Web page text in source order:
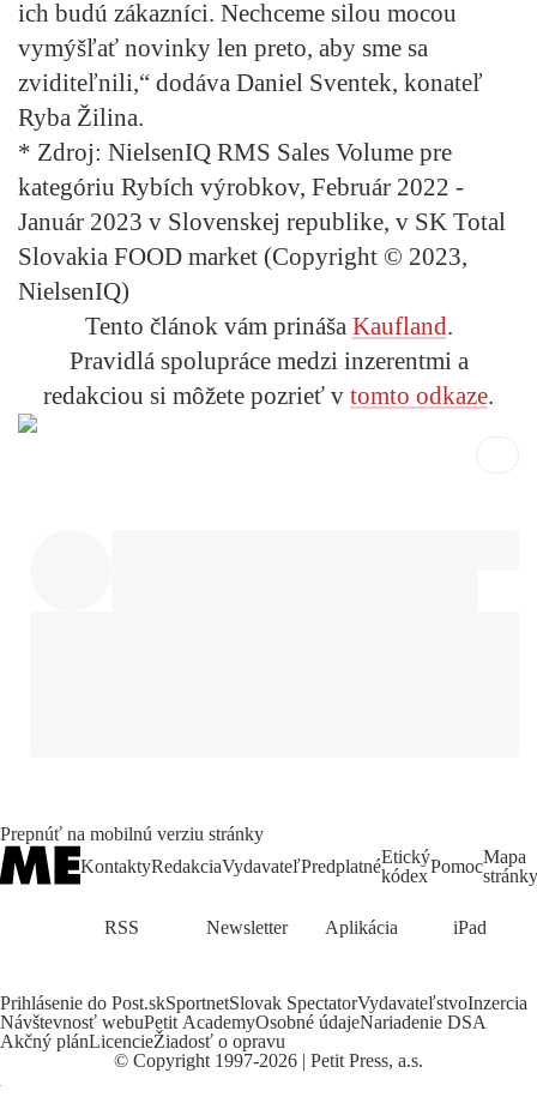
ich budú zákazníci. Nechceme silou mocou
vymýšľať novinky len preto, aby sme sa
zviditeľnili,“ dodáva Daniel Sventek, konateľ
Ryba Žilina.
* Zdroj: NielsenIQ RMS Sales Volume pre
kategóriu Rybích výrobkov, Február 2022 -
Január 2023 v Slovenskej republike, v SK Total
Slovakia FOOD market (Copyright © 2023,
NielsenIQ)
Tento článok vám prináša Kaufland.
Pravidlá spolupráce medzi inzerentmi a
redakciou si môžete pozrieť v tomto odkaze.
Prepnúť na mobilnú verziu stránky
KontaktyRedakciaVydavateľPredplatnéEtický
kódexPomocMapa
stránky
RSS Newsletter Aplikácia iPad
Prihlásenie do Post.skSportnetSlovak SpectatorVydavateľstvoInzercia
Návštevnosť webuPetit AcademyOsobné údajeNariadenie DSA
Akčný plánLicencieŽiadosť o opravu
© Copyright 1997-2026 | Petit Press, a.s.